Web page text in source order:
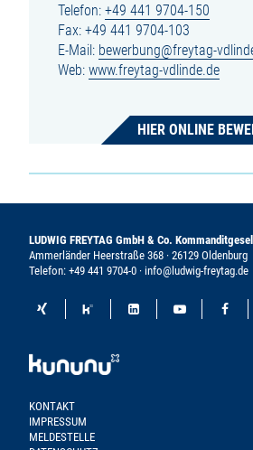
Telefon: +49 441 9704-150
Fax: +49 441 9704-103
E-Mail: bewerbung@freytag-
Web: www.freytag-vdlinde.de
HIER ONLINE
LUDWIG FREYTAG GmbH & Co.
Ammerländer Heerstraße 368 · 26129 Oldenburg
Telefon: +49 441 9704-0 · info@ludwig-freytag.de
KONTAKT
IMPRESSUM
MELDESTELLE